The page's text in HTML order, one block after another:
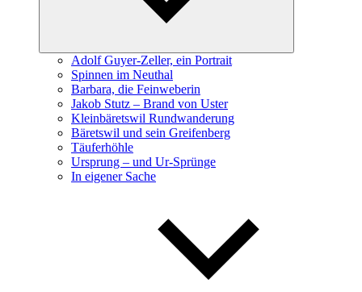
Adolf Guyer-Zeller, ein Portrait
Spinnen im Neuthal
Barbara, die Feinweberin
Jakob Stutz – Brand von Uster
Kleinbäretswil Rundwanderung
Bäretswil und sein Greifenberg
Täuferhöhle
Ursprung – und Ur-Sprünge
In eigener Sache